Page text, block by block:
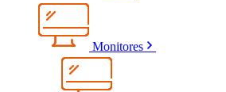
Monitores